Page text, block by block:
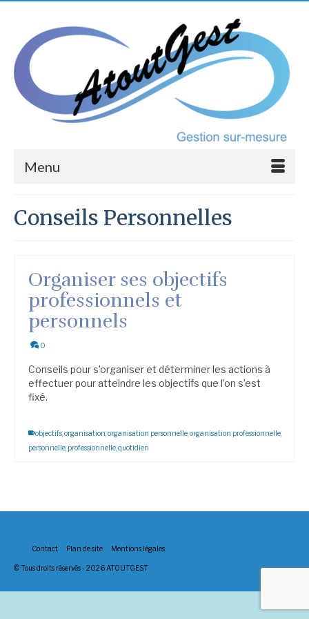
Menu
Conseils Personnelles
Organiser ses objectifs
professionnels et
personnels
0
Conseils pour s’organiser et déterminer les actions à
effectuer pour atteindre les objectifs que l’on s’est
fixé.
objectifs organisation organisation personnelle organisation professionnelle
personnelle professionnelle quotidien
Contact Plan de site Mentions légales
© Tous droits réservés - 2026 ATOUTGEST